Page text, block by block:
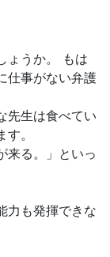
ょうか。 もは
仕事がない弁護
先生は食べてい
。
来る。」といっ
力も発揮できな